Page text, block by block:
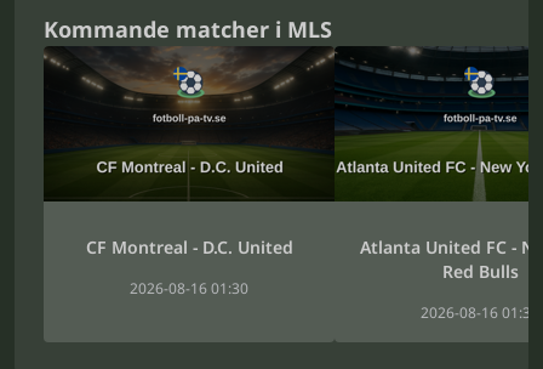
Kommande matcher i MLS
CF Montreal - D.C. United
2026-08-16 01:30
Atlanta United FC -
Red Bulls
2026-08-16 01:30